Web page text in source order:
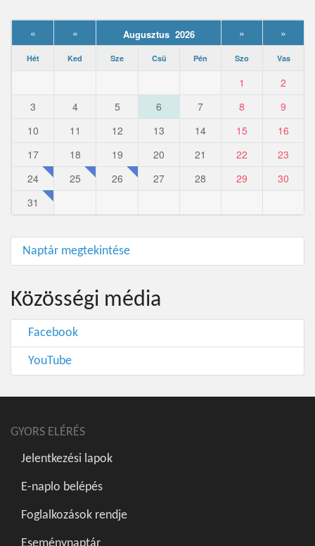
« « Augusztus 2026 » »
Hét Ked Sze Csü Pén Szo Vas
1
2
3
4 5 6 7 8
9
10
11 12 13 14 15
16
17
18 19 20 21 22
23
24
25 26 27 28 29
30
31
Naptár megtekintése
Közösségi média
Facebook
YouTube
GYORS ELÉRÉS
Jelentkezési lapok
E-naplo belépés
Foglalkozások rendje